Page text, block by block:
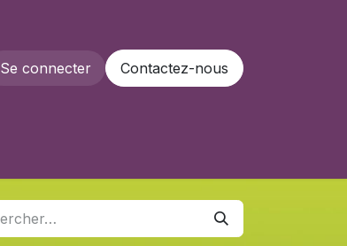
Se connecter Contactez-nous